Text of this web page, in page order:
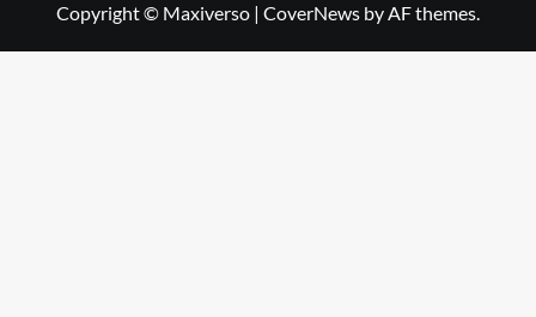
Copyright © Maxiverso | CoverNews by AF themes.